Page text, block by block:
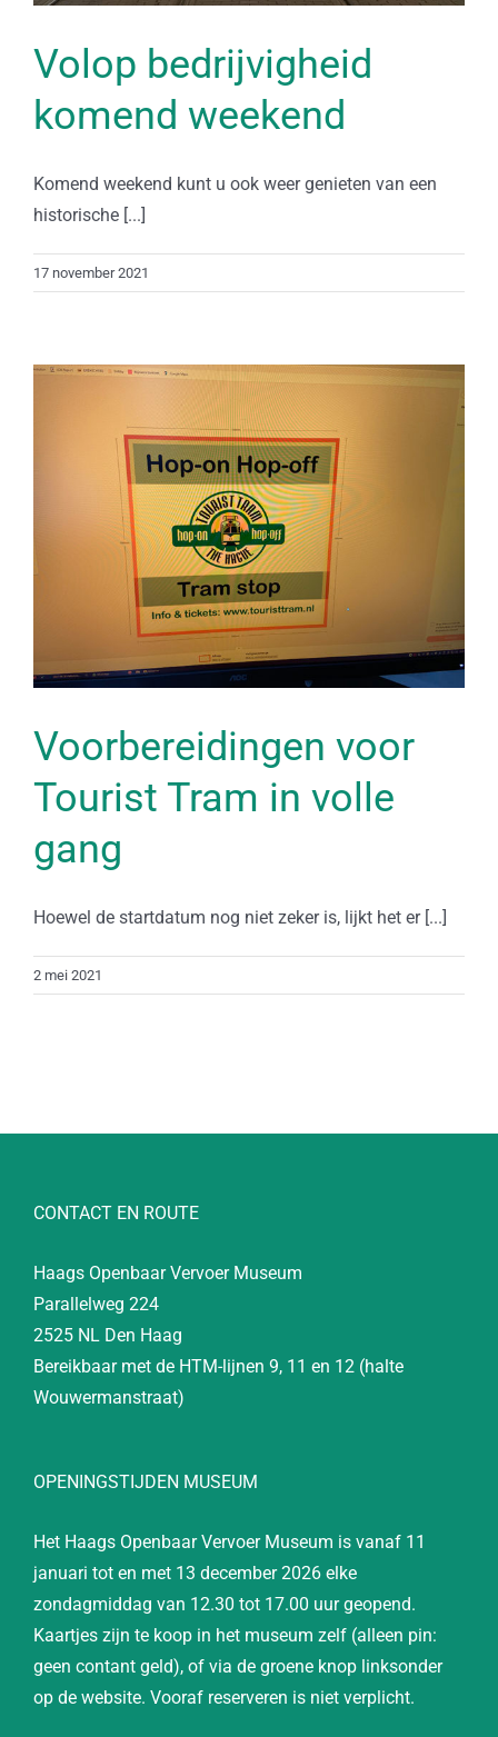
Volop bedrijvigheid
komend weekend
Komend weekend kunt u ook weer genieten van een
historische [...]
17 november 2021
Voorbereidingen voor
Tourist Tram in volle
gang
Hoewel de startdatum nog niet zeker is, lijkt het er [...]
2 mei 2021
CONTACT EN ROUTE
Haags Openbaar Vervoer Museum
Parallelweg 224
2525 NL Den Haag
Bereikbaar met de HTM-lijnen 9, 11 en 12 (halte
Wouwermanstraat)
OPENINGSTIJDEN MUSEUM
Het Haags Openbaar Vervoer Museum is vanaf 11
januari tot en met 13 december 2026 elke
zondagmiddag van 12.30 tot 17.00 uur geopend.
Kaartjes zijn te koop in het museum zelf (alleen pin:
geen contant geld), of via de groene knop linksonder
op de website. Vooraf reserveren is niet verplicht.